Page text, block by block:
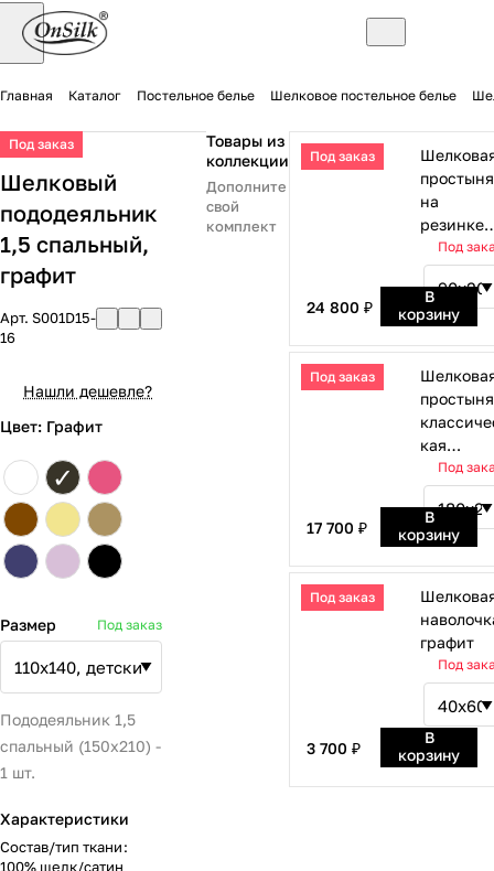
Главная Каталог Постельное белье Шелковое постельное белье
Под заказ
Шелковый
пододеяльник
1,5 спальный,
графит
Арт. S001D15-
16
Нашли дешевле?
Цвет: Графит
✓
Размер Под заказ
Пододеяльник 1,5
спальный (150х210) -
1 шт.
Характеристики
Состав/тип ткани:
100% шелк/сатин
Товары из
коллекции
Дополните
свой
комплект
Под заказ
простыня
на
резинке
графит
Под
24 800 ₽
В
корзину
Под заказ
простыня
кая
графит
Под
17 700 ₽
В
корзину
Под заказ
графит
Под
3 700 ₽
В
корзину